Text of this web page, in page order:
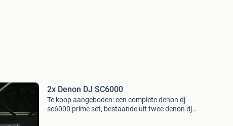
2x Denon DJ SC6000
Te koop aangeboden: een complete denon dj
sc6000 prime set, bestaande uit twee denon dj